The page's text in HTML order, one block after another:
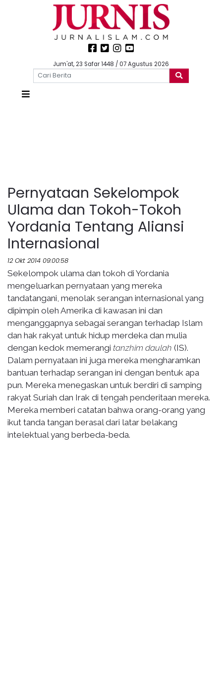
Jum'at, 23 Safar 1448 / 07 Agustus 2026
Pernyataan Sekelompok
Ulama dan Tokoh-Tokoh
Yordania Tentang Aliansi
Internasional
12 Okt 2014 09:00:58
Sekelompok ulama dan tokoh di Yordania
mengeluarkan pernyataan yang mereka
tandatangani, menolak serangan internasional yang
dipimpin oleh Amerika di kawasan ini dan
menganggapnya sebagai serangan terhadap Islam
dan hak rakyat untuk hidup merdeka dan mulia
dengan kedok memerangi tanzhim daulah (IS).
Dalam pernyataan ini juga mereka mengharamkan
bantuan terhadap serangan ini dengan bentuk apa
pun. Mereka menegaskan untuk berdiri di samping
rakyat Suriah dan Irak di tengah penderitaan mereka.
Mereka memberi catatan bahwa orang-orang yang
ikut tanda tangan berasal dari latar belakang
intelektual yang berbeda-beda.